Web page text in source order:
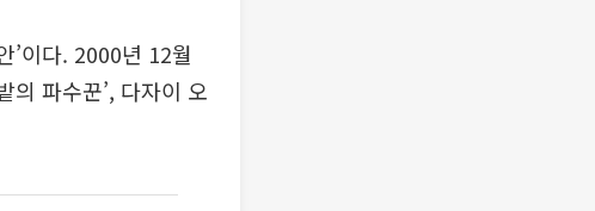
’이다. 2000년 12월
의 파수꾼’, 다자이 오